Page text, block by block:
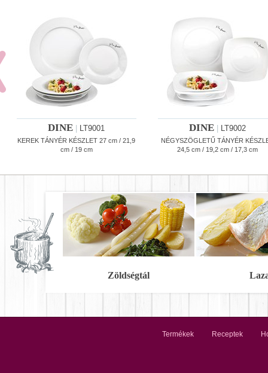
DINE LT9001
KEREK TÁNYÉR KÉSZLET 27 cm / 21,9
cm / 19 cm
DINE LT9002
NÉGYSZÖGLETŰ TÁNYÉR
24,5 cm / 19,2 cm / 17,3 cm
Zöldségtál
Termékek Receptek